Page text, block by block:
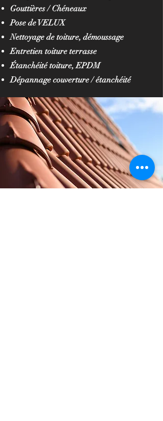
Gouttières / Chéneaux
Pose de VELUX
Nettoyage de toiture, démoussage
Entretien toiture terrasse
Étanchéité toiture, EPDM
Dépannage couverture / étanchéité